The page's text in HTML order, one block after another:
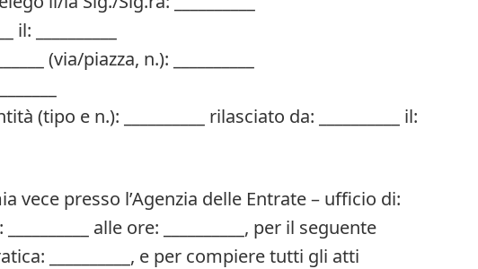
il: __________
(via/piazza, n.): __________
(tipo e n.): __________ rilasciato da: __________ il:
vece presso l’Agenzia delle Entrate – ufficio di:
__________ alle ore: __________, per il seguente
__________, e per compiere tutti gli atti